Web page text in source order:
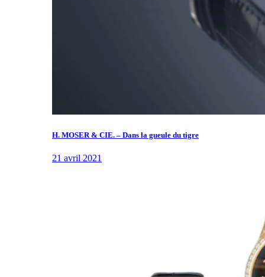
H. MOSER & CIE. – Dans la gueule du tigre
21 avril 2021